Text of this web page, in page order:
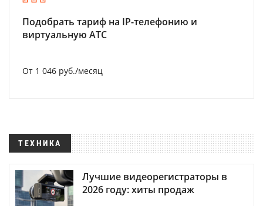
Подобрать тариф на IP-телефонию и
виртуальную АТС
От 1 046 руб./месяц
ТЕХНИКА
Лучшие видеорегистраторы в
2026 году: хиты продаж